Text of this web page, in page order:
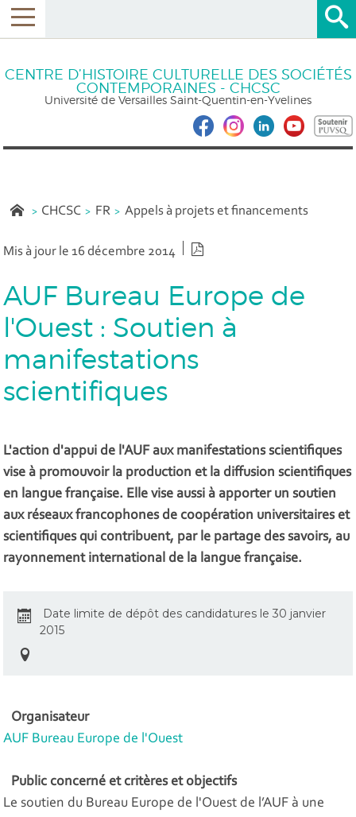
CENTRE D’HISTOIRE CULTURELLE DES SOCIÉTÉS
CONTEMPORAINES - CHCSC
Université de Versailles Saint-Quentin-en-Yvelines
CHCSC FR Appels à projets et financements
Mis à jour le 16 décembre 2014
AUF Bureau Europe de
l'Ouest : Soutien à
manifestations
scientifiques
L'action d'appui de l'AUF aux manifestations scientifiques
vise à promouvoir la production et la diffusion scientifiques
en langue française. Elle vise aussi à apporter un soutien
aux réseaux francophones de coopération universitaires et
scientifiques qui contribuent, par le partage des savoirs, au
rayonnement international de la langue française.
Date limite de dépôt des candidatures le 30 janvier
2015
Organisateur
AUF Bureau Europe de l'Ouest
Public concerné et critères et objectifs
Le soutien du Bureau Europe de l'Ouest de l’AUF à une